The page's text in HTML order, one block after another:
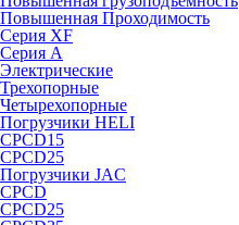
Повышенная Проходимость
Серия XF
Серия А
Электрические
Трехопорные
Четырехопорные
Погрузчики HELI
CPCD15
CPCD25
Погрузчики JAC
CPCD
CPCD25